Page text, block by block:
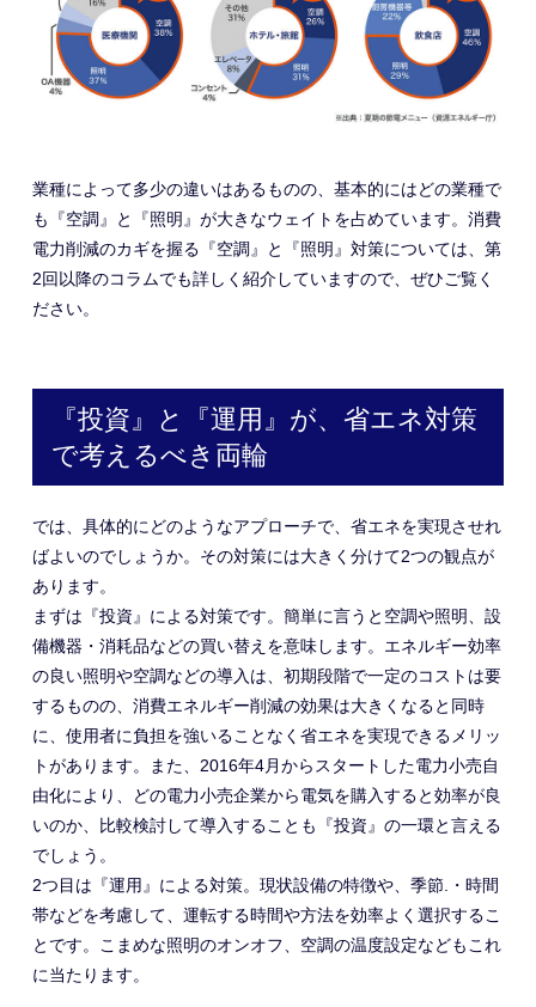
業種によって多少の違いはあるものの、基本的にはどの業種で
も『空調』と『照明』が大きなウェイトを占めています。消費
電力削減のカギを握る『空調』と『照明』対策については、第
2回以降のコラムでも詳しく紹介していますので、ぜひご覧く
ださい。
『投資』と『運用』が、省エネ対策
で考えるべき両輪
では、具体的にどのようなアプローチで、省エネを実現させれ
ばよいのでしょうか。その対策には大きく分けて2つの観点が
あります。
まずは『投資』による対策です。簡単に言うと空調や照明、設
備機器・消耗品などの買い替えを意味します。エネルギー効率
の良い照明や空調などの導入は、初期段階で一定のコストは要
するものの、消費エネルギー削減の効果は大きくなると同時
に、使用者に負担を強いることなく省エネを実現できるメリッ
トがあります。また、2016年4月からスタートした電力小売自
由化により、どの電力小売企業から電気を購入すると効率が良
いのか、比較検討して導入することも『投資』の一環と言える
でしょう。
2つ目は『運用』による対策。現状設備の特徴や、季節.・時間
帯などを考慮して、運転する時間や方法を効率よく選択するこ
とです。こまめな照明のオンオフ、空調の温度設定などもこれ
に当たります。